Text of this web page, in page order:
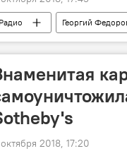
Радио Георгий
2018, 17:20